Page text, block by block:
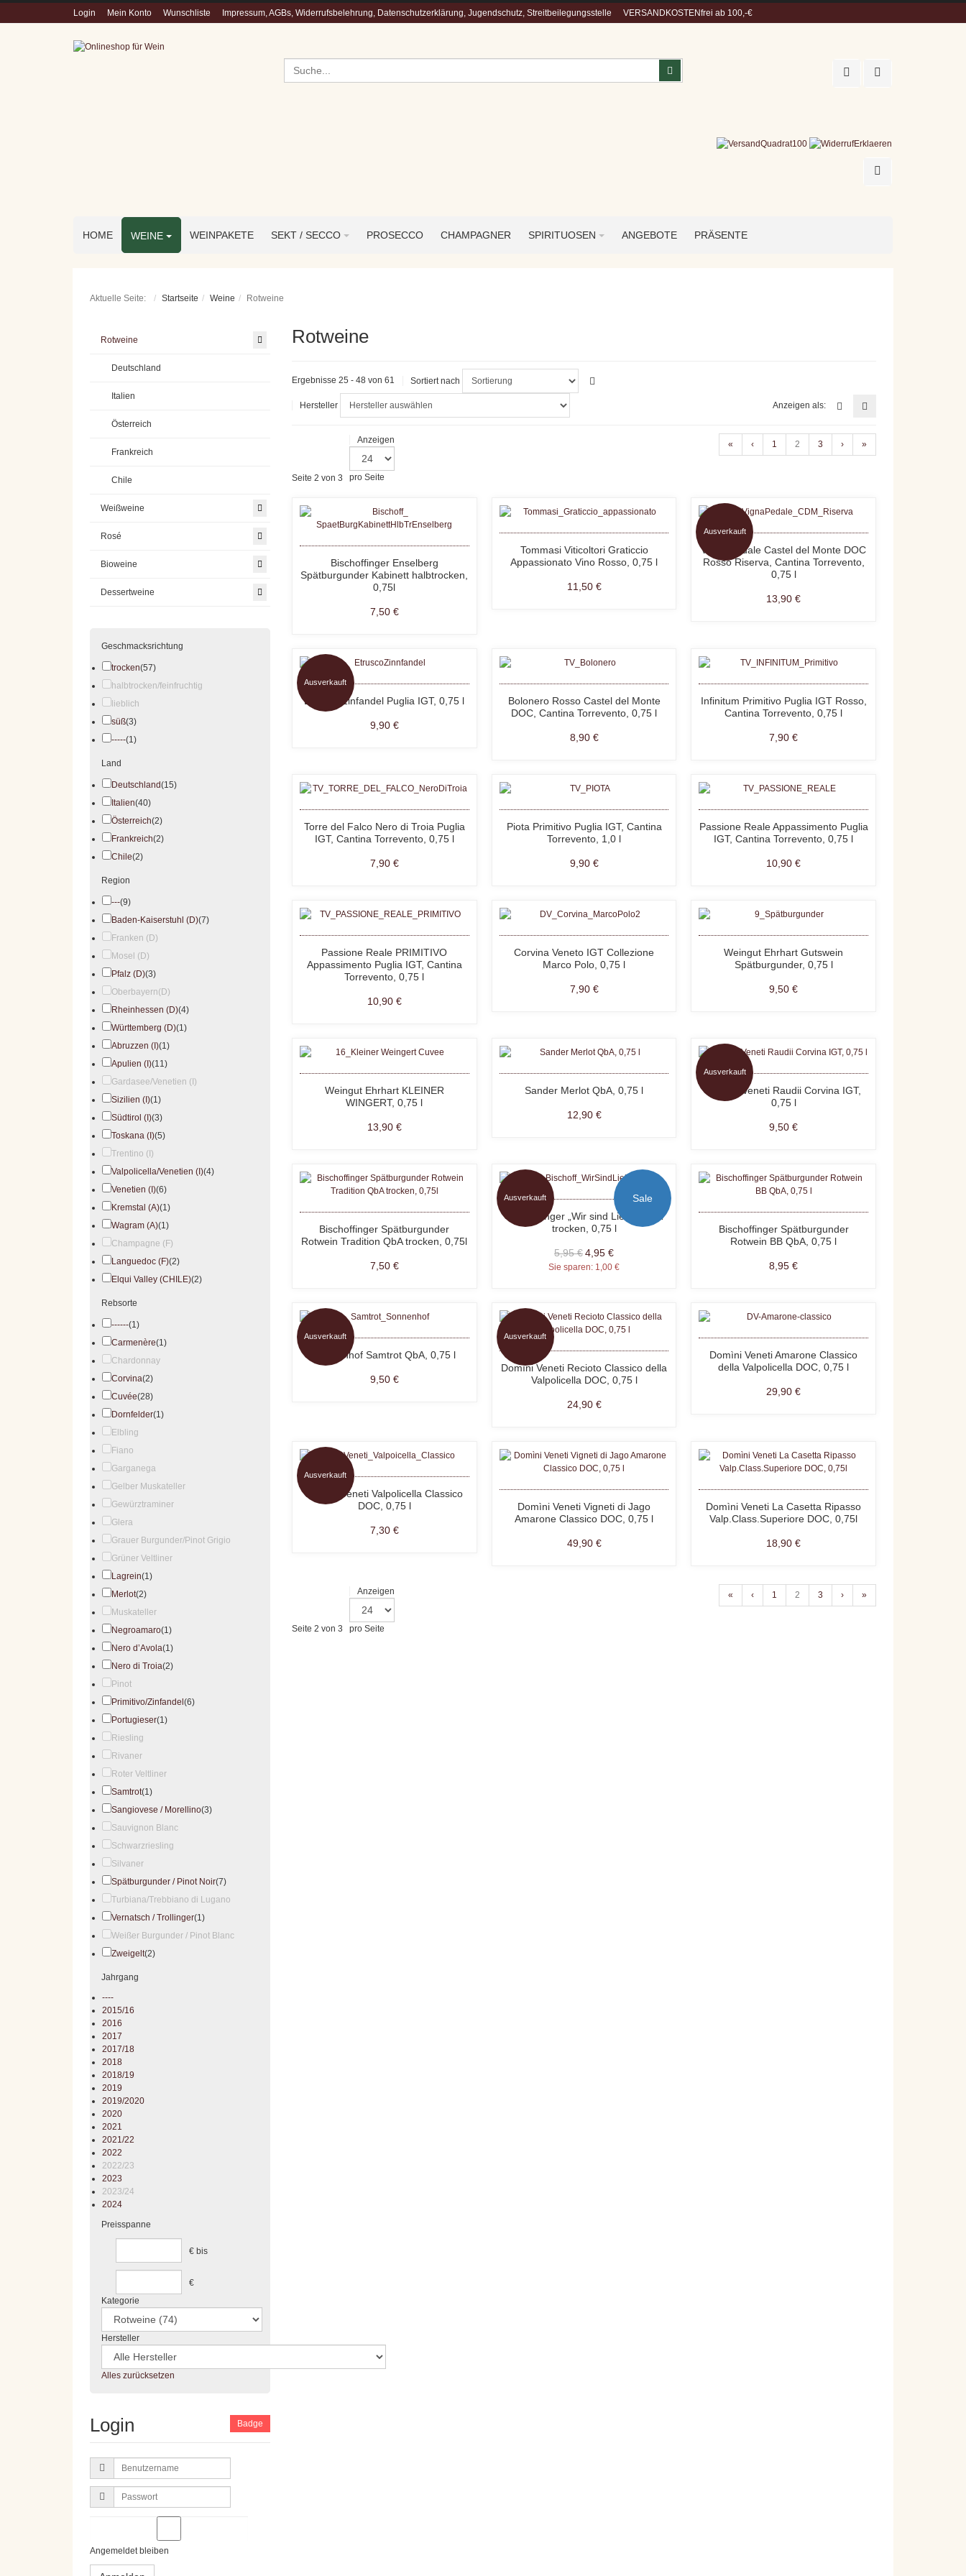
Login Mein Konto Wunschliste Impressum, AGBs, Widerrufsbelehrung, Datenschutzerklärung, Jugendschutz, Streitbeilegungsstelle VERSANDKOSTENfrei ab 100,-€
Suchen
HOME WEINE WEINPAKETE SEKT / SECCO PROSECCO CHAMPAGNER SPIRITUOSEN ANGEBOTE PRÄSENTE
Aktuelle Seite: Startseite Weine Rotweine
Rotweine
Ergebnisse 25 - 48 von 61 Sortiert nach
Hersteller Anzeigen als:
Seite 2 von 3
Anzeigen
pro Seite
« ‹ 1 2 3 › »
Bischoffinger Enselberg
Spätburgunder Kabinett halbtrocken,
0,75l
7,50 €
Tommasi Viticoltori Graticcio
Appassionato Vino Rosso, 0,75 l
11,50 €
Ausverkauft
Vigna Pedale Castel del Monte DOC
Rosso Riserva, Cantina Torrevento,
0,75 l
13,90 €
Ausverkauft
Etrusco Zinfandel Puglia IGT, 0,75 l
9,90 €
Bolonero Rosso Castel del Monte
DOC, Cantina Torrevento, 0,75 l
8,90 €
Infinitum Primitivo Puglia IGT Rosso,
Cantina Torrevento, 0,75 l
7,90 €
Torre del Falco Nero di Troia Puglia
IGT, Cantina Torrevento, 0,75 l
7,90 €
Piota Primitivo Puglia IGT, Cantina
Torrevento, 1,0 l
9,90 €
Passione Reale Appassimento Puglia
IGT, Cantina Torrevento, 0,75 l
10,90 €
Passione Reale PRIMITIVO
Appassimento Puglia IGT, Cantina
Torrevento, 0,75 l
10,90 €
Corvina Veneto IGT Collezione
Marco Polo, 0,75 l
7,90 €
Weingut Ehrhart Gutswein
Spätburgunder, 0,75 l
9,50 €
Weingut Ehrhart KLEINER
WINGERT, 0,75 l
13,90 €
Sander Merlot QbA, 0,75 l
12,90 €
Ausverkauft
Domìni Veneti Raudii Corvina IGT,
0,75 l
9,50 €
Bischoffinger Spätburgunder
Rotwein Tradition QbA trocken, 0,75l
7,50 €
Ausverkauft
Sale
Bischoffinger „Wir sind Liebe“ QbA
trocken, 0,75 l
5,95 €4,95 €
Sie sparen: 1,00 €
Bischoffinger Spätburgunder
Rotwein BB QbA, 0,75 l
8,95 €
Ausverkauft
Sonnenhof Samtrot QbA, 0,75 l
9,50 €
Ausverkauft
Domìni Veneti Recioto Classico della
Valpolicella DOC, 0,75 l
24,90 €
Domìni Veneti Amarone Classico
della Valpolicella DOC, 0,75 l
29,90 €
Ausverkauft
Domìni Veneti Valpolicella Classico
DOC, 0,75 l
7,30 €
Domìni Veneti Vigneti di Jago
Amarone Classico DOC, 0,75 l
49,90 €
Domìni Veneti La Casetta Ripasso
Valp.Class.Superiore DOC, 0,75l
18,90 €
Seite 2 von 3
Anzeigen
pro Seite
« ‹ 1 2 3 › »
Rotweine
Deutschland
Italien
Österreich
Frankreich
Chile
Weißweine
Rosé
Bioweine
Dessertweine
Geschmacksrichtung
trocken(57)
halbtrocken/feinfruchtig
lieblich
süß(3)
-----(1)
Land
Deutschland(15)
Italien(40)
Österreich(2)
Frankreich(2)
Chile(2)
Region
---(9)
Baden-Kaiserstuhl (D)(7)
Franken (D)
Mosel (D)
Pfalz (D)(3)
Oberbayern(D)
Rheinhessen (D)(4)
Württemberg (D)(1)
Abruzzen (I)(1)
Apulien (I)(11)
Gardasee/Venetien (I)
Sizilien (I)(1)
Südtirol (I)(3)
Toskana (I)(5)
Trentino (I)
Valpolicella/Venetien (I)(4)
Venetien (I)(6)
Kremstal (A)(1)
Wagram (A)(1)
Champagne (F)
Languedoc (F)(2)
Elqui Valley (CHILE)(2)
Rebsorte
------(1)
Carmenère(1)
Chardonnay
Corvina(2)
Cuvée(28)
Dornfelder(1)
Elbling
Fiano
Garganega
Gelber Muskateller
Gewürztraminer
Glera
Grauer Burgunder/Pinot Grigio
Grüner Veltliner
Lagrein(1)
Merlot(2)
Muskateller
Negroamaro(1)
Nero d’Avola(1)
Nero di Troia(2)
Pinot
Primitivo/Zinfandel(6)
Portugieser(1)
Riesling
Rivaner
Roter Veltliner
Samtrot(1)
Sangiovese / Morellino(3)
Sauvignon Blanc
Schwarzriesling
Silvaner
Spätburgunder / Pinot Noir(7)
Turbiana/Trebbiano di Lugano
Vernatsch / Trollinger(1)
Weißer Burgunder / Pinot Blanc
Zweigelt(2)
Jahrgang
----
2015/16
2016
2017
2017/18
2018
2018/19
2019
2019/2020
2020
2021
2021/22
2022
2022/23
2023
2023/24
2024
Preisspanne
€ bis
€
Kategorie
Hersteller
Alles zurücksetzen
Login
Benutzername
Passwort
Angemeldet bleiben
Badge